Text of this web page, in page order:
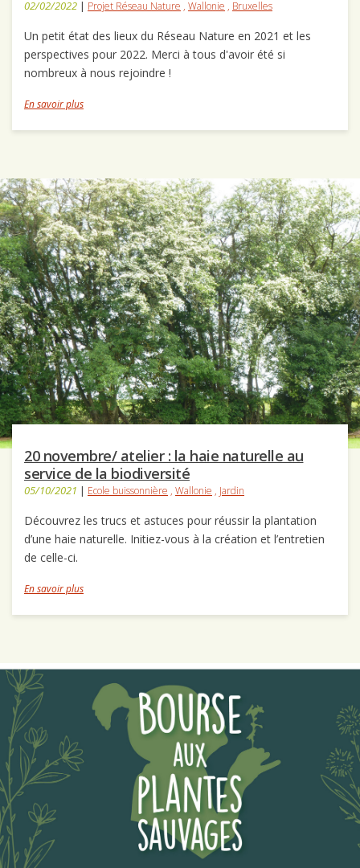
02/02/2022 | Projet Réseau Nature , Wallonie , Bruxelles
Un petit état des lieux du Réseau Nature en 2021 et les
perspectives pour 2022. Merci à tous d'avoir été si
nombreux à nous rejoindre !
En savoir plus
20 novembre/ atelier : la haie naturelle au
service de la biodiversité
05/10/2021 | Ecole buissonnière , Wallonie , Jardin
Découvrez les trucs et astuces pour réussir la plantation
d’une haie naturelle. Initiez-vous à la création et l’entretien
de celle-ci.
En savoir plus